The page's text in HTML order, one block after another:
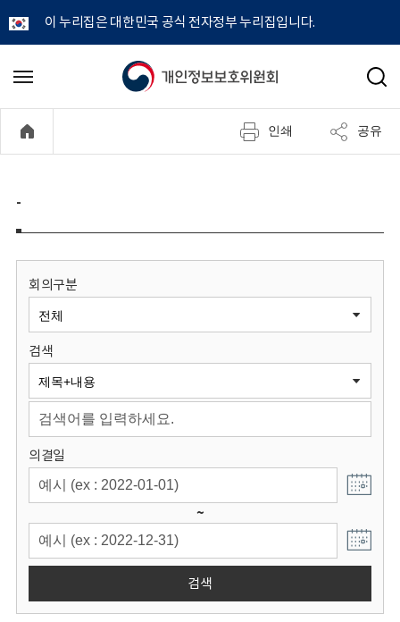
이 누리집은 대한민국 공식 전자정부 누리집입니다.
개
정
보
원
회
메
기
검
인쇄 공유
-
회의구분
검색
의결일
~
검색